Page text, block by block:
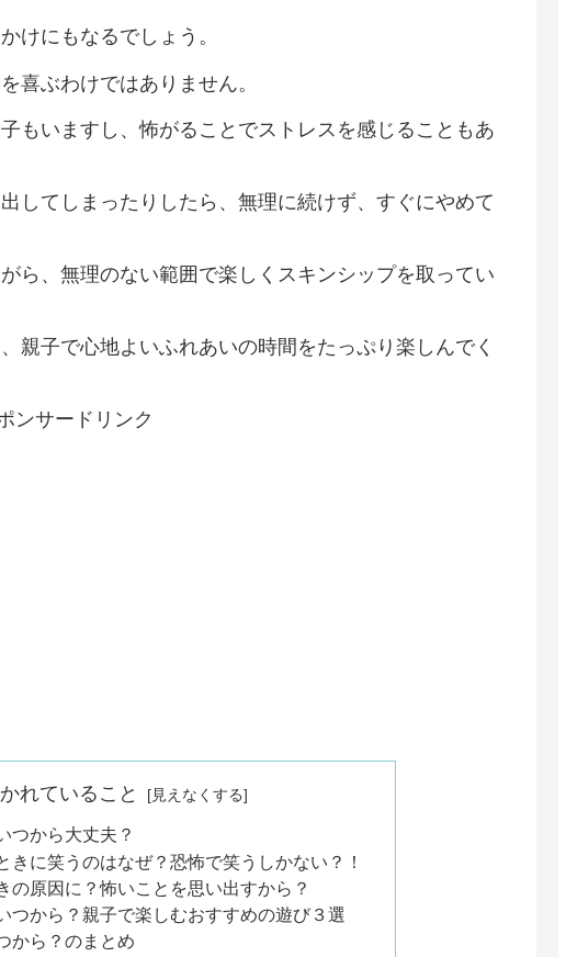
けにもなるでしょう。
喜ぶわけではありません。
もいますし、怖がることでストレスを感じることもあ
してしまったりしたら、無理に続けず、すぐにやめて
ら、無理のない範囲で楽しくスキンシップを取ってい
親子で心地よいふれあいの時間をたっぷり楽しんでく
ンサードリンク
れていること
つから大丈夫？
きに笑うのはなぜ？恐怖で笑うしかない？！
の原因に？怖いことを思い出すから？
つから？親子で楽しむおすすめの遊び３選
から？のまとめ